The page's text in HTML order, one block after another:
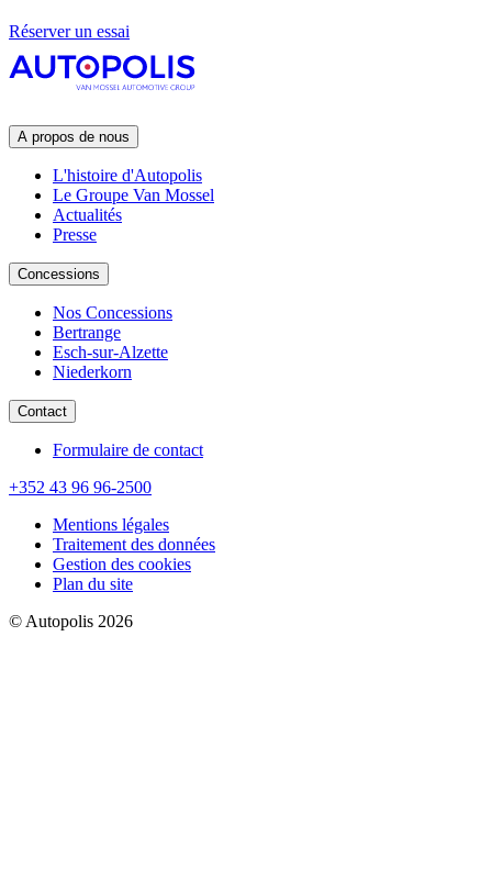
Réserver un essai
A propos de nous
L'histoire d'Autopolis
Le Groupe Van Mossel
Actualités
Presse
Concessions
Nos Concessions
Bertrange
Esch-sur-Alzette
Niederkorn
Contact
Formulaire de contact
+352 43 96 96-2500
Mentions légales
Traitement des données
Gestion des cookies
Plan du site
© Autopolis 2026